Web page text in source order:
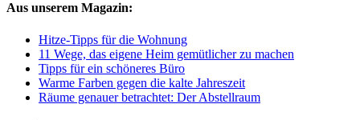
Aus unserem Magazin:
Hitze-Tipps für die Wohnung
11 Wege, das eigene Heim gemütlicher zu machen
Tipps für ein schöneres Büro
Warme Farben gegen die kalte Jahreszeit
Räume genauer betrachtet: Der Abstellraum